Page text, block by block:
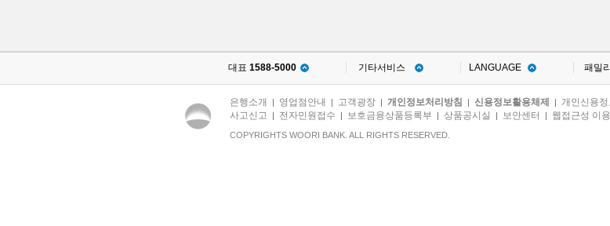
대표 1588-5000 기타서비스 LANGUAGE 패밀
은행소개 | 영업점안내 | 고객광장 | 개인정보처리방침 | 신용정보활용체제 | 개인신용
사고신고 | 전자민원접수 | 보호금융상품등록부 | 상품공시실 | 보안센터 | 웹접근성 이
COPYRIGHTS WOORI BANK. ALL RIGHTS RESERVED.